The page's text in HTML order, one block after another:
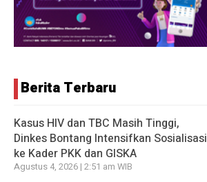
Berita Terbaru
Kasus HIV dan TBC Masih Tinggi,
Dinkes Bontang Intensifkan Sosialisasi
ke Kader PKK dan GISKA
Agustus 4, 2026 | 2:51 am WIB